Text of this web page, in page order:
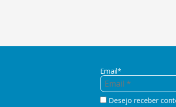
Email*
Desejo receber